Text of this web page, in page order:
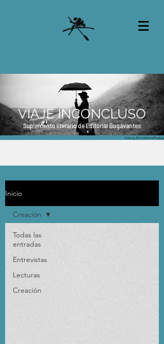
VIAJE INCONCLUSO
Suplemento literario de Editorial Bogavantes
Victoria_Borodinova/Pixabay
Inicio
Todas las
entradas
Entrevistas
Lecturas
Creación
Creación